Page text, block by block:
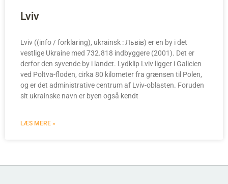
Lviv
Lviv ((info / forklaring), ukrainsk : Львів) er en by i det
vestlige Ukraine med 732.818 indbyggere (2001). Det er
derfor den syvende by i landet. Lydklip Lviv ligger i Galicien
ved Poltva-floden, cirka 80 kilometer fra grænsen til Polen,
og er det administrative centrum af Lviv-oblasten. Foruden
sit ukrainske navn er byen også kendt
LÆS MERE »